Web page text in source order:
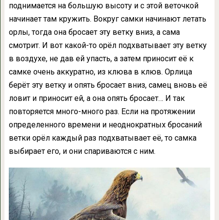
поднимается на большую высоту и с этой веточкой
начинает там кружить. Вокруг самки начинают летать
орлы, тогда она бросает эту ветку вниз, а сама
смотрит. И вот какой-то орёл подхватывает эту ветку
в воздухе, не дав ей упасть, а затем приносит её к
самке очень аккуратно, из клюва в клюв. Орлица
берёт эту ветку и опять бросает вниз, самец вновь её
ловит и приносит ей, а она опять бросает… И так
повторяется много-много раз. Если на протяжении
определенного времени и неоднократных бросаний
ветки орёл каждый раз подхватывает её, то самка
выбирает его, и они спариваются с ним.